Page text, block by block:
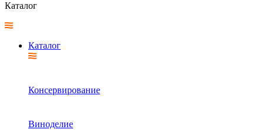
Каталог
Каталог
Консервирование
Виноделие